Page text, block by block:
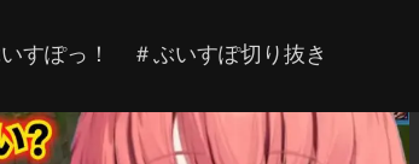
すぽっ！ ＃ぶいすぽ切り抜き